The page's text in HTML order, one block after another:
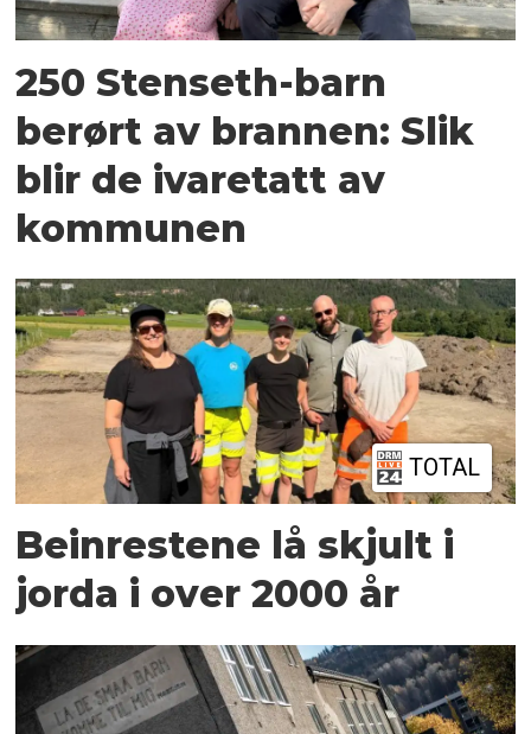
250 Stenseth-barn
berørt av brannen: Slik
blir de ivaretatt av
kommunen
TOTAL
Beinrestene lå skjult i
jorda i over 2000 år